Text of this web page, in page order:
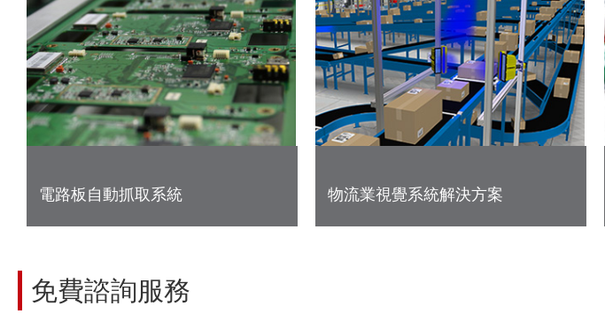
電路板自動抓取系統 物流業視覺系統解決方案
免費諮詢服務